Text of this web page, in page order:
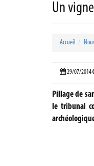
Un
Accueil
29/07/2014
Pillage de
le tribunal